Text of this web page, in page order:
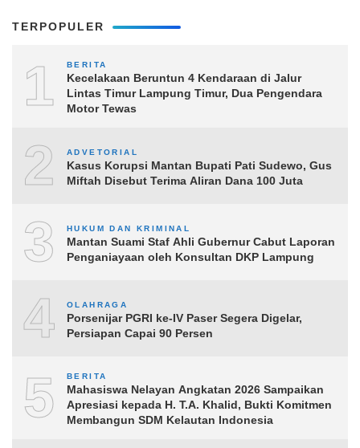
TERPOPULER
1 BERITA
Kecelakaan Beruntun 4 Kendaraan di Jalur
Lintas Timur Lampung Timur, Dua Pengendara
Motor Tewas
2 ADVETORIAL
Kasus Korupsi Mantan Bupati Pati Sudewo, Gus
Miftah Disebut Terima Aliran Dana 100 Juta
3 HUKUM DAN KRIMINAL
Mantan Suami Staf Ahli Gubernur Cabut Laporan
Penganiayaan oleh Konsultan DKP Lampung
4 OLAHRAGA
Porsenijar PGRI ke-IV Paser Segera Digelar,
Persiapan Capai 90 Persen
5 BERITA
Mahasiswa Nelayan Angkatan 2026 Sampaikan
Apresiasi kepada H. T.A. Khalid, Bukti Komitmen
Membangun SDM Kelautan Indonesia